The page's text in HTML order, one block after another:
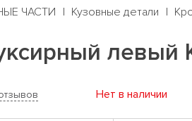
ЧАСТИ Кузовные детали
левый
Нет в наличии